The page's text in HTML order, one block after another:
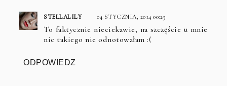
STELLALILY 04 STYCZNIA, 2014 00:29
To faktycznie nieciekawie, na szczęście u mnie
nic takiego nie odnotowałam :(
ODPOWIEDZ